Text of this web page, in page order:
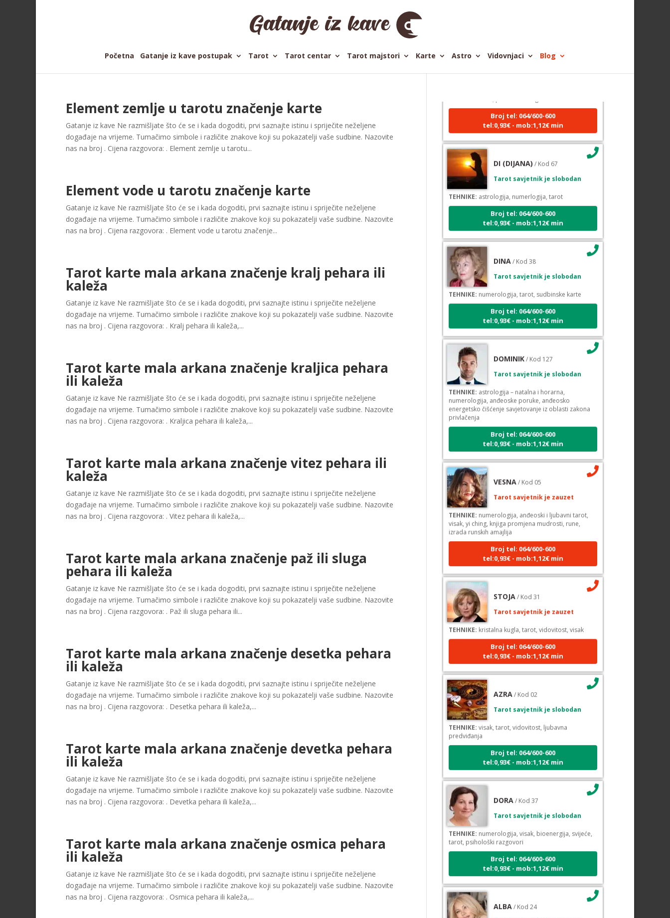
Početna Gatanje iz kave postupak Tarot Tarot centar Tarot majstori Karte Astro Vidovnjaci Blog
Element zemlje u tarotu značenje karte
Gatanje iz kave Ne razmišljate što će se i kada dogoditi, prvi saznajte istinu i spriječite neželjene
događaje na vrijeme. Tumačimo simbole i različite znakove koji su pokazatelji vaše sudbine. Nazovite
nas na broj . Cijena razgovora: . Element zemlje u tarotu...
Element vode u tarotu značenje karte
Gatanje iz kave Ne razmišljate što će se i kada dogoditi, prvi saznajte istinu i spriječite neželjene
događaje na vrijeme. Tumačimo simbole i različite znakove koji su pokazatelji vaše sudbine. Nazovite
nas na broj . Cijena razgovora: . Element vode u tarotu značenje...
Tarot karte mala arkana značenje kralj pehara ili
kaleža
Gatanje iz kave Ne razmišljate što će se i kada dogoditi, prvi saznajte istinu i spriječite neželjene
događaje na vrijeme. Tumačimo simbole i različite znakove koji su pokazatelji vaše sudbine. Nazovite
nas na broj . Cijena razgovora: . Kralj pehara ili kaleža,...
Tarot karte mala arkana značenje kraljica pehara
ili kaleža
Gatanje iz kave Ne razmišljate što će se i kada dogoditi, prvi saznajte istinu i spriječite neželjene
događaje na vrijeme. Tumačimo simbole i različite znakove koji su pokazatelji vaše sudbine. Nazovite
nas na broj . Cijena razgovora: . Kraljica pehara ili kaleža,...
Tarot karte mala arkana značenje vitez pehara ili
kaleža
Gatanje iz kave Ne razmišljate što će se i kada dogoditi, prvi saznajte istinu i spriječite neželjene
događaje na vrijeme. Tumačimo simbole i različite znakove koji su pokazatelji vaše sudbine. Nazovite
nas na broj . Cijena razgovora: . Vitez pehara ili kaleža,...
Tarot karte mala arkana značenje paž ili sluga
pehara ili kaleža
Gatanje iz kave Ne razmišljate što će se i kada dogoditi, prvi saznajte istinu i spriječite neželjene
događaje na vrijeme. Tumačimo simbole i različite znakove koji su pokazatelji vaše sudbine. Nazovite
nas na broj . Cijena razgovora: . Paž ili sluga pehara ili...
Tarot karte mala arkana značenje desetka pehara
ili kaleža
Gatanje iz kave Ne razmišljate što će se i kada dogoditi, prvi saznajte istinu i spriječite neželjene
događaje na vrijeme. Tumačimo simbole i različite znakove koji su pokazatelji vaše sudbine. Nazovite
nas na broj . Cijena razgovora: . Desetka pehara ili kaleža,...
Tarot karte mala arkana značenje devetka pehara
ili kaleža
Gatanje iz kave Ne razmišljate što će se i kada dogoditi, prvi saznajte istinu i spriječite neželjene
događaje na vrijeme. Tumačimo simbole i različite znakove koji su pokazatelji vaše sudbine. Nazovite
nas na broj . Cijena razgovora: . Devetka pehara ili kaleža,...
Tarot karte mala arkana značenje osmica pehara
ili kaleža
Gatanje iz kave Ne razmišljate što će se i kada dogoditi, prvi saznajte istinu i spriječite neželjene
događaje na vrijeme. Tumačimo simbole i različite znakove koji su pokazatelji vaše sudbine. Nazovite
nas na broj . Cijena razgovora: . Osmica pehara ili kaleža,...
VESNA BURCSA/ Kod 55
Broj tel: 064/600-600
tel:0,93€ - mob:1,12€ min
Tarot savjetnik je slobodan
TEHNIKE: astrologija, numerlogija, tarot
Broj tel: 064/600-600
tel:0,93€ - mob:1,12€ min
Tarot savjetnik je slobodan
TEHNIKE:numerologija, tarot, sudbinske karte
Broj tel: 064/600-600
tel:0,93€ - mob:1,12€ min
Tarot savjetnik je slobodan
TEHNIKE:astrologija – natalna i horarna,
numerologija, anđeoske poruke, anđeosko
energetsko čišćenje savjetovanje iz oblasti zakona
privlačenja
tel:0,93€ - mob:1,12€ min
Tarot savjetnik je zauzet
TEHNIKE:numerologija, anđeoski i ljubavni tarot,
visak, yi ching, knjiga promjena mudrosti, rune,
izrada runskih amajlija
Broj tel: 064/600-600
tel:0,93€ - mob:1,12€ min
Tarot savjetnik je zauzet
TEHNIKE:kristalna kugla, tarot, vidovitost, visak
Broj tel: 064/600-600
tel:0,93€ - mob:1,12€ min
Tarot savjetnik je slobodan
TEHNIKE:visak, tarot, vidovitost, ljubavna
predviđanja
tel:0,93€ - mob:1,12€ min
Tarot savjetnik je slobodan
TEHNIKE:
numerologija, visak, bioenergija, svijeće,
tarot, psihološki razgovori
Broj tel: 064/600-600
tel:0,93€ - mob:1,12€ min
Tarot savjetnik je slobodan